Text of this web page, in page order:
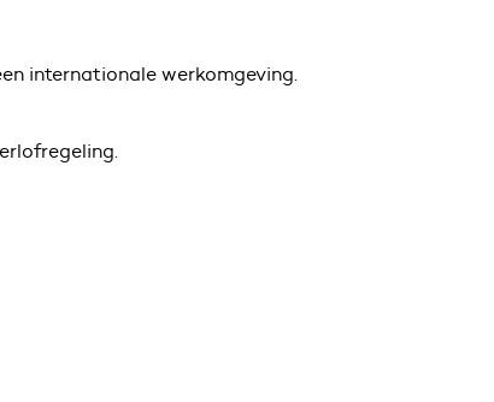
internationale werkomgeving.